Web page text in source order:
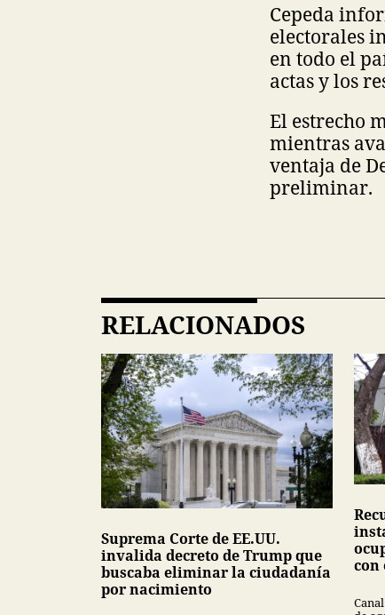
Cepeda
electorales
en todo el
actas y los
El estrecho
mientras
ventaja de
preliminar.
RELACIONADOS
Suprema Corte de EE.UU.
invalida decreto de Trump que
buscaba eliminar la ciudadanía
por nacimiento
con